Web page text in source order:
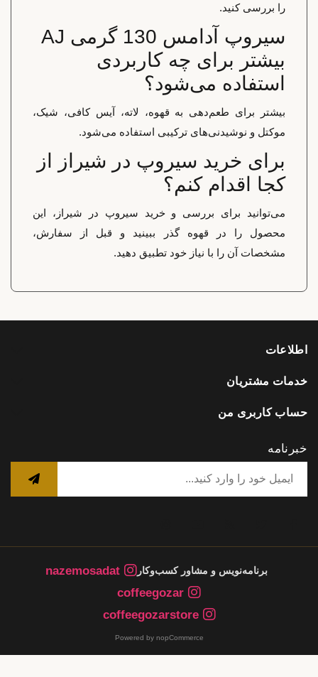
را بررسی کنید.
سیروپ آدامس 130 گرمی AJ
بیشتر برای چه کاربردی
استفاده می‌شود؟
بیشتر برای طعم‌دهی به قهوه، لاته، آیس کافی، شیک،
موکتل و نوشیدنی‌های ترکیبی استفاده می‌شود.
برای خرید سیروپ در شیراز از
کجا اقدام کنم؟
می‌توانید برای بررسی و خرید سیروپ در شیراز، این
محصول را در قهوه گذر ببینید و قبل از سفارش،
مشخصات آن را با نیاز خود تطبیق دهید.
اطلاعات
خدمات مشتریان
حساب کاربری من
خبرنامه
برنامه‌نویس و مشاور کسب‌وکار
nazemosadat
coffeegozar
coffeegozarstore
Powered by nopCommerce